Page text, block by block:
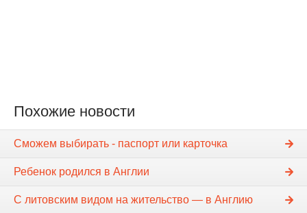
Похожие новости
Сможем выбирать - паспорт или карточка
Ребенок родился в Англии
С литовским видом на жительство — в Англию